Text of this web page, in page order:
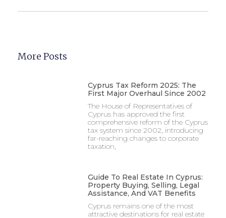
More Posts
Cyprus Tax Reform 2025: The
First Major Overhaul Since 2002
The House of Representatives of
Cyprus has approved the first
comprehensive reform of the Cyprus
tax system since 2002, introducing
far-reaching changes to corporate
taxation,
Guide To Real Estate In Cyprus:
Property Buying, Selling, Legal
Assistance, And VAT Benefits
Cyprus remains one of the most
attractive destinations for real estate